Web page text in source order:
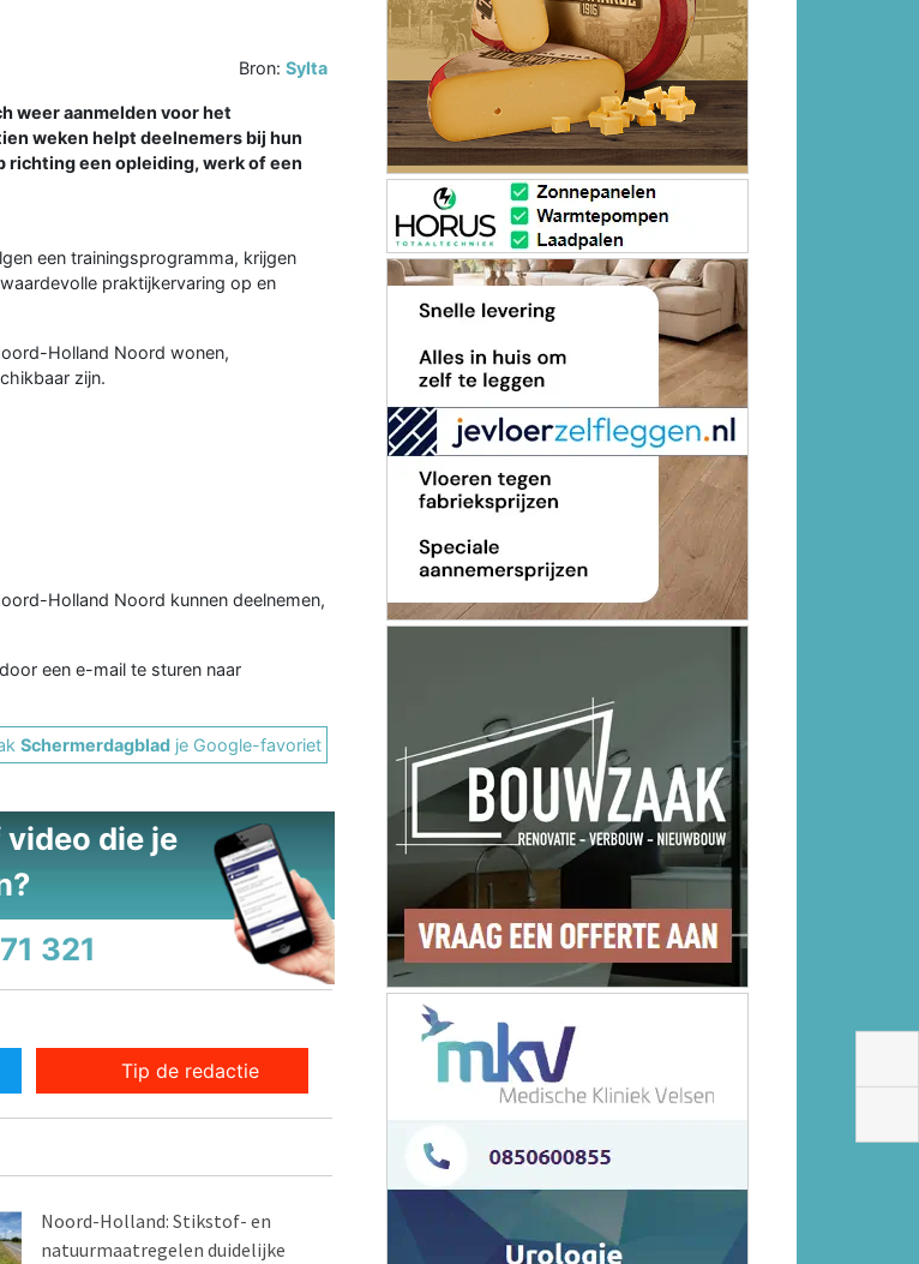
Bron:Sylta
weer aanmelden voor het
weken helpt deelnemers bij hun
een opleiding, werk of een
een trainingsprogramma, krijgen
praktijkervaring op en
Holland Noord wonen,
zijn.
Holland Noord kunnen deelnemen,
een e-mail te sturen naar
Schermerdagblad je Google-favoriet
die je
321
Tip de redactie
Noord-Holland: Stikstof- en
natuurmaatregelen duidelijke